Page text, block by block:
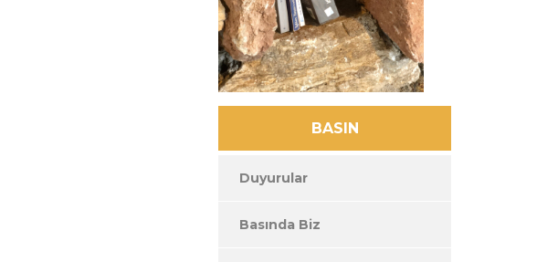
BASIN
Duyurular
Basında Biz